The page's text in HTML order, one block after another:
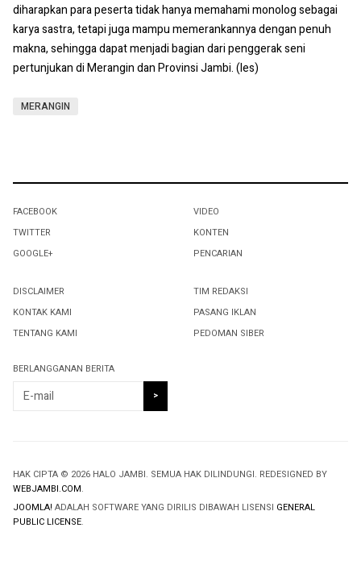
diharapkan para peserta tidak hanya memahami monolog sebagai
karya sastra, tetapi juga mampu memerankannya dengan penuh
makna, sehingga dapat menjadi bagian dari penggerak seni
pertunjukan di Merangin dan Provinsi Jambi. (les)
MERANGIN
FACEBOOK
TWITTER
GOOGLE+
VIDEO
KONTEN
PENCARIAN
DISCLAIMER
KONTAK KAMI
TENTANG KAMI
TIM REDAKSI
PASANG IKLAN
PEDOMAN SIBER
BERLANGGANAN BERITA
HAK CIPTA © 2026 HALO JAMBI. SEMUA HAK DILINDUNGI. REDESIGNED BY
WEBJAMBI.COM.
JOOMLA! ADALAH SOFTWARE YANG DIRILIS DIBAWAH LISENSI GENERAL
PUBLIC LICENSE.